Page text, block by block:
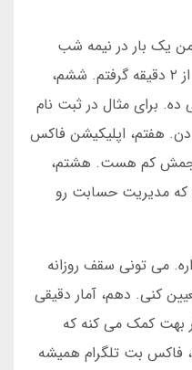
داره. من یک بار در نیمه شب
سوالی داشتم و پاسخ رو در کمتر از ۲ دقیقه گرفتم. ششم،
برای مثال در ثبت نام
می دن. هفتم، اپلیکیشن فاکس
کم هست. هشتم،
که مدیریت حسابت رو
می تونی سقف روزانه
کنی. دهم، آمار دقیقی
بهت کمک می کنه که
فاکس بت تلگرام همیشه